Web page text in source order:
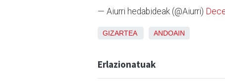
— Aiurri hedabideak (@Aiurri)
GIZARTEA ANDOAIN
Erlazionatuak